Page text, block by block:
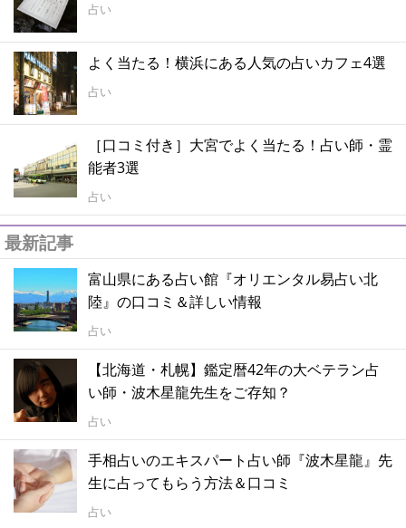
占い
よく当たる！横浜にある人気の占いカフェ4選
占い
［口コミ付き］大宮でよく当たる！占い師・霊
能者3選
占い
最新記事
富山県にある占い館『オリエンタル易占い北
陸』の口コミ＆詳しい情報
占い
【北海道・札幌】鑑定暦42年の大ベテラン占
い師・波木星龍先生をご存知？
占い
手相占いのエキスパート占い師『波木星龍』先
生に占ってもらう方法＆口コミ
占い